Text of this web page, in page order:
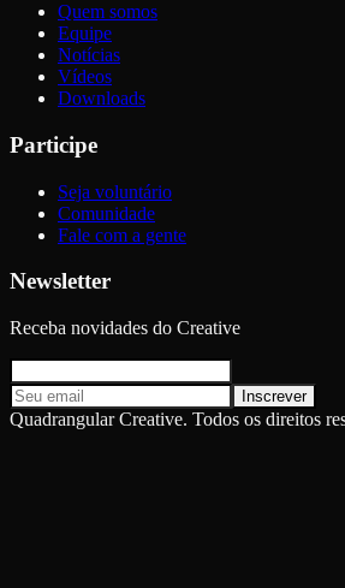
Quem somos
Equipe
Notícias
Vídeos
Downloads
Participe
Seja voluntário
Comunidade
Fale com a gente
Newsletter
Receba novidades do Creative
Inscrever
Quadrangular Creative. Todos os direitos